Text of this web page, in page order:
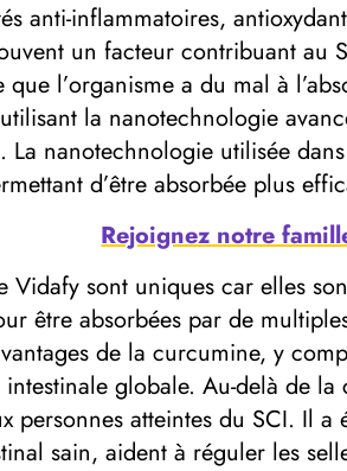
anti-inflammatoires,
un facteur contribuant
l’organisme a du mal à
la nanotechnologie
nanotechnologie utilisée
d’être absorbée plus
Rejoignez notre
sont uniques car elles
être absorbées par de
de la curcumine, y
globale. Au-delà de
personnes atteintes du SCI. Il
sain, aident à réguler les